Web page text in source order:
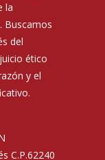
la
Buscamos
del
ético
y el
C.P.62240